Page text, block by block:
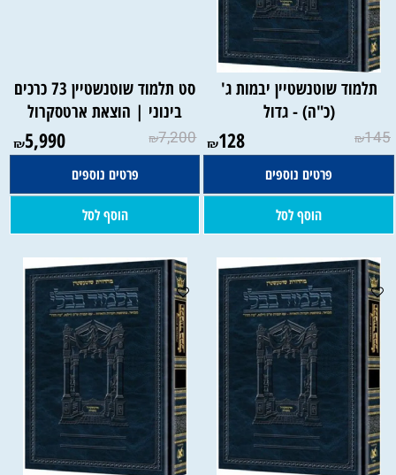
תלמוד שוטנשטיין יבמות ג'
(כ"ה) - גדול
₪145
₪128
פרטים נוספים
הוסף לסל
סט תלמוד שוטנשטיין 73 כרכים
בינוני | הוצאת ארטסקרול
₪7,200
₪5,990
פרטים נוספים
הוסף לסל